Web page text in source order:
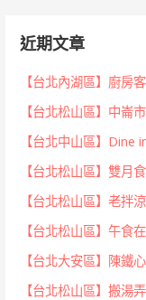
近期文章
【台北內湖區】廚房
【台北松山區】中崙
【台北中山區】Dine
【台北松山區】雙月
【台北松山區】老拌
【台北松山區】午食在
【台北大安區】陳鐵
【台北松山區】搬湯